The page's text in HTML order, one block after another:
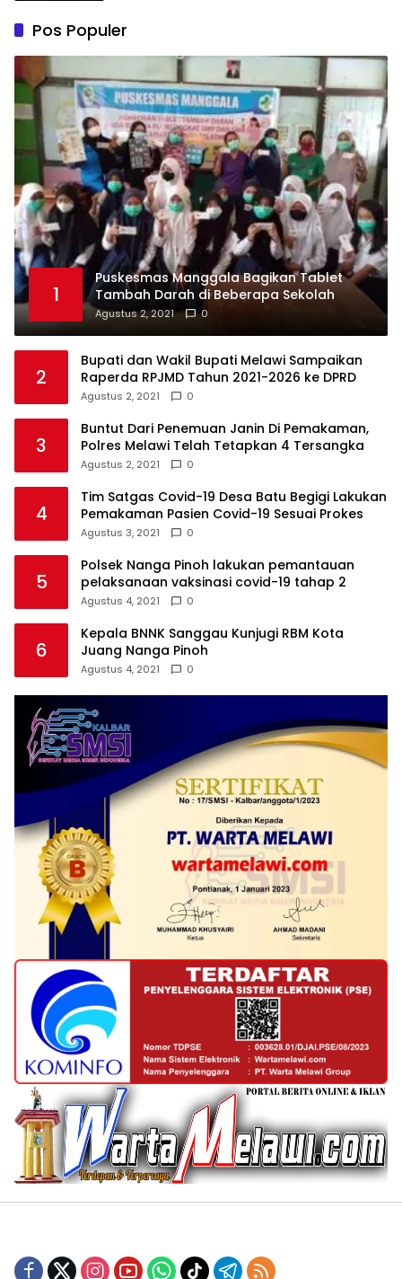
Pos Populer
1
Puskesmas Manggala Bagikan Tablet
Tambah Darah di Beberapa Sekolah
Agustus 2, 2021 0
2
Bupati dan Wakil Bupati Melawi Sampaikan
Raperda RPJMD Tahun 2021-2026 ke DPRD
Agustus 2, 2021 0
3
Buntut Dari Penemuan Janin Di Pemakaman,
Polres Melawi Telah Tetapkan 4 Tersangka
Agustus 2, 2021 0
4
Tim Satgas Covid-19 Desa Batu Begigi Lakukan
Pemakaman Pasien Covid-19 Sesuai Prokes
Agustus 3, 2021 0
5
Polsek Nanga Pinoh lakukan pemantauan
pelaksanaan vaksinasi covid-19 tahap 2
Agustus 4, 2021 0
6
Kepala BNNK Sanggau Kunjugi RBM Kota
Juang Nanga Pinoh
Agustus 4, 2021 0